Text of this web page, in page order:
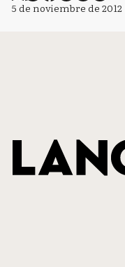
5 de noviembre de 2012